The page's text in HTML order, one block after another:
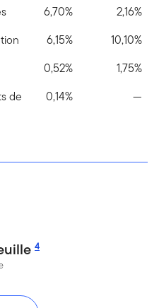
6,70%
2,16%
6,15%
10,10%
0,52%
1,75%
de
0,14% —
4